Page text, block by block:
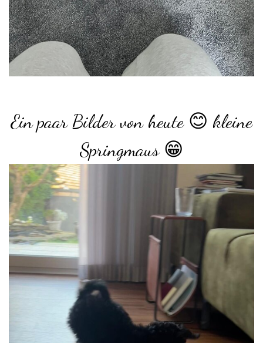
Ein paar Bilder von heute 😊 kleine
Springmaus 😁